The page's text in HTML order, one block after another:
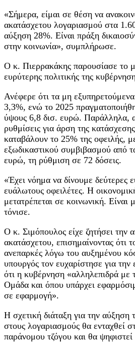
«Σήμερα, είμαι σε θέση να
ακατάσχετου λογαριασμού στα
αύξηση 28%. Είναι πράξη
στην κοινωνία», συμπλήρωσε.
Ο κ. Πιερρακάκης παρουσίασε το
ευρύτερης πολιτικής της
Ανέφερε ότι τα μη
3,3%, ενώ το 2025
ύψους 6,8 δισ. ευρώ. Παράλληλα,
ρυθμίσεις για άρση της
καταβάλουν το 25% της οφειλής,
εξωδικαστικού συμβιβασμού από
ευρώ, τη ρύθμιση σε 72 δόσεις.
«Έχει νόημα να δίνουμε δεύτερες
ευάλωτους οφειλέτες. Η
μετατρέπεται σε κοινωνική. Είναι
τόνισε.
Ο κ. Σιμόπουλος είχε ζητήσει την
ακατάσχετου, επισημαίνοντας ότι
ανεπαρκές λόγω του αυξημένου
υπουργός τον ευχαρίστησε για
ότι η κυβέρνηση «αλληλεπιδρά με
Ομάδα και όπου υπάρχει
σε εφαρμογή».
Η σχετική διάταξη για την αύξηση
στους λογαριασμούς θα ενταχθεί
παράνομου τζόγου και θα ψηφιστεί